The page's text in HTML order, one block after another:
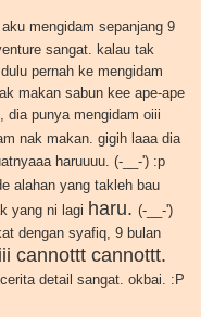
mengidam sepanjang 9
sangat. kalau tak
pernah ke mengidam
makan sabun kee ape-ape
dia punya mengidam oiii
nak makan. gigih laaa dia
haruuuu. (-__-') :p
alahan yang takleh bau
yang ni lagi haru. (-__-')
dengan syafiq, 9 bulan
cannottt cannottt.
detail sangat. okbai. :P